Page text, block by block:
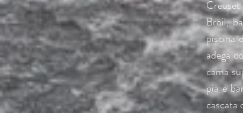
Creuset
Broil,
piscina
adega
cama
pia e
cascata